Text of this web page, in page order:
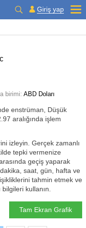
Giriş yap
birimi: ABD Doları
enstrüman, Düşük
aralığında işlem
izleyin. Gerçek zamanlı
tepki vermenize
geçiş yaparak
saat, gün, hafta ve
tahmin etmek ve
kullanın.
Tam Ekran Grafik